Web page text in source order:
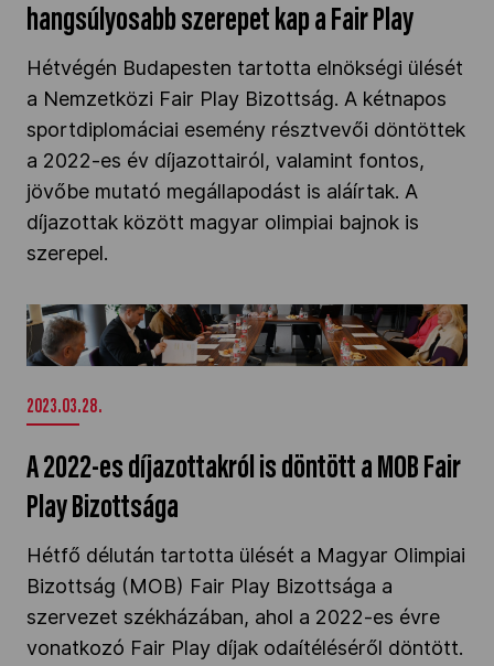
hangsúlyosabb szerepet kap a Fair Play
Hétvégén Budapesten tartotta elnökségi ülését
a Nemzetközi Fair Play Bizottság. A kétnapos
sportdiplomáciai esemény résztvevői döntöttek
a 2022-es év díjazottairól, valamint fontos,
jövőbe mutató megállapodást is aláírtak. A
díjazottak között magyar olimpiai bajnok is
szerepel.
A 2022-es díjazottakról is döntött a MOB Fair
Play Bizottsága" />
2023.03.28.
A 2022-es díjazottakról is döntött a MOB Fair
Play Bizottsága
Hétfő délután tartotta ülését a Magyar Olimpiai
Bizottság (MOB) Fair Play Bizottsága a
szervezet székházában, ahol a 2022-es évre
vonatkozó Fair Play díjak odaítéléséről döntött.